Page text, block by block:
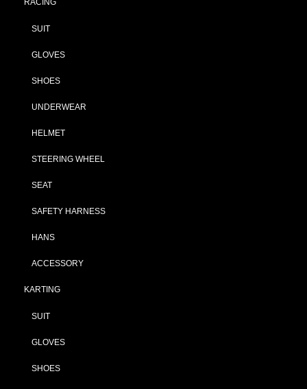
SUIT
GLOVES
SHOES
UNDERWEAR
HELMET
STEERING WHEEL
SEAT
SAFETY HARNESS
HANS
ACCESSORY
KARTING
SUIT
GLOVES
SHOES